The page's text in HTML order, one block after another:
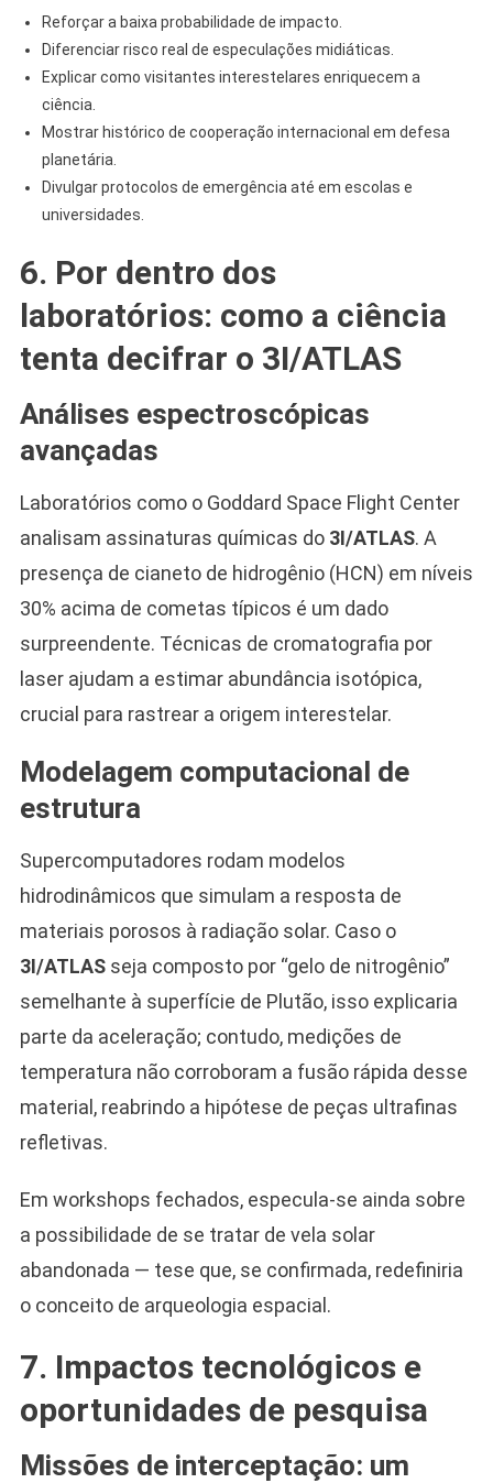
Reforçar a baixa probabilidade de impacto.
Diferenciar risco real de especulações midiáticas.
Explicar como visitantes interestelares enriquecem a
ciência.
Mostrar histórico de cooperação internacional em defesa
planetária.
Divulgar protocolos de emergência até em escolas e
universidades.
6. Por dentro dos
laboratórios: como a ciência
tenta decifrar o 3I/ATLAS
Análises espectroscópicas
avançadas
Laboratórios como o Goddard Space Flight Center
analisam assinaturas químicas do 3I/ATLAS. A
presença de cianeto de hidrogênio (HCN) em níveis
30% acima de cometas típicos é um dado
surpreendente. Técnicas de cromatografia por
laser ajudam a estimar abundância isotópica,
crucial para rastrear a origem interestelar.
Modelagem computacional de
estrutura
Supercomputadores rodam modelos
hidrodinâmicos que simulam a resposta de
materiais porosos à radiação solar. Caso o
3I/ATLASseja composto por “gelo de nitrogênio”
semelhante à superfície de Plutão, isso explicaria
parte da aceleração; contudo, medições de
temperatura não corroboram a fusão rápida desse
material, reabrindo a hipótese de peças ultrafinas
refletivas.
Em workshops fechados, especula-se ainda sobre
a possibilidade de se tratar de vela solar
abandonada — tese que, se confirmada, redefiniria
o conceito de arqueologia espacial.
7. Impactos tecnológicos e
oportunidades de pesquisa
Missões de interceptação: um